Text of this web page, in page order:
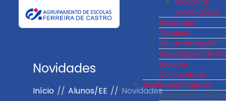
Ensaio 25/26
Novidades
Tutoriais
Documentação
Associações de
Escola e
Comunidade
Atividades/Projetos
Atividades/
Novidades
Início // Alunos/EE // Novidades